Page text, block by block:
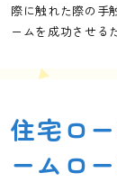
際に触れた際の手
ームを成功させる
住宅ロ
ームロ